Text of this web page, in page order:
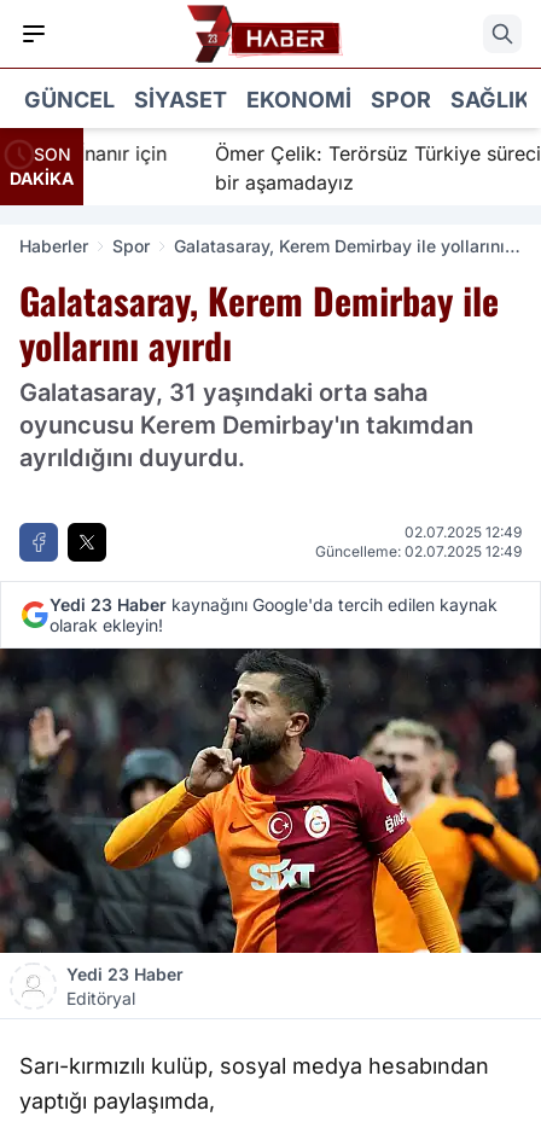
GÜNCEL SIYASET EKONOMI SPOR SAĞLIK
SON
DAKİKA
İnanır için
Ömer Çelik: Terörsüz Türkiye sürecinde
bir aşamadayız
Haberler Spor
Galatasaray, Kerem Demirbay ile yollarını
Galatasaray, Kerem Demirbay ile
yollarını ayırdı
Galatasaray, 31 yaşındaki orta saha
oyuncusu Kerem Demirbay'ın takımdan
ayrıldığını duyurdu.
02.07.2025 12:49
Güncelleme: 02.07.2025 12:49
Yedi 23 Haber kaynağını Google'da tercih edilen kaynak
olarak ekleyin!
Yedi 23 Haber
Editöryal
Sarı-kırmızılı kulüp, sosyal medya hesabından
yaptığı paylaşımda,